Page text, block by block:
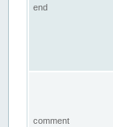
end
comment